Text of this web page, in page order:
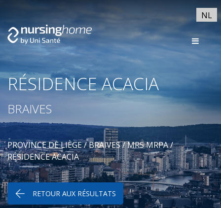
NL
RÉSIDENCE ACACIA
BRAIVES
PROVINCE DE LIÈGE/BRAIVES/MRS MRPA/
RÉSIDENCE ACACIA
RETOUR AUX RÉSULTATS